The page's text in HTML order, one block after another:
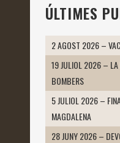
ÚLTIMES
2 AGOST 2026 –
19 JULIOL 2026 – LA
BOMBERS
5 JULIOL 2026 –
MAGDALENA
28 JUNY 2026 –